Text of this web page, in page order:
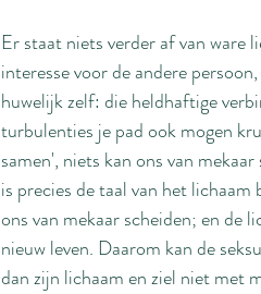
Er staat niets verder af van
interesse voor de andere
huwelijk zelf: die heldhaftige
turbulenties je pad ook mogen
samen', niets kan ons van
is precies de taal van het
ons van mekaar scheiden; en de
nieuw leven. Daarom kan de
dan zijn lichaam en ziel niet met